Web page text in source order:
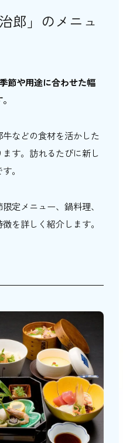
郎」のメニュ
節や用途に合わせた幅
などの食材を活かした
す。訪れるたびに新し
。
定メニュー、鍋料理、
を詳しく紹介します。